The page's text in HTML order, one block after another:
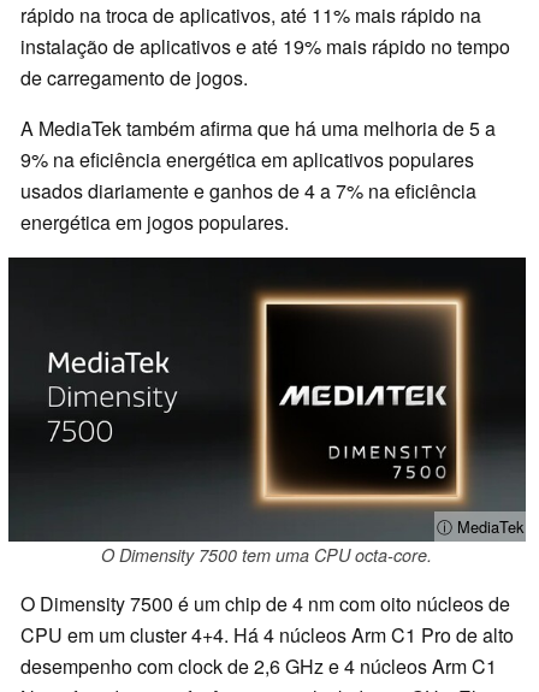
rápido na troca de aplicativos, até 11% mais rápido na
instalação de aplicativos e até 19% mais rápido no tempo
de carregamento de jogos.
A MediaTek também afirma que há uma melhoria de 5 a
9% na eficiência energética em aplicativos populares
usados diariamente e ganhos de 4 a 7% na eficiência
energética em jogos populares.
ⓘ MediaTek
O Dimensity 7500 tem uma CPU octa-core.
O Dimensity 7500 é um chip de 4 nm com oito núcleos de
CPU em um cluster 4+4. Há 4 núcleos Arm C1 Pro de alto
desempenho com clock de 2,6 GHz e 4 núcleos Arm C1